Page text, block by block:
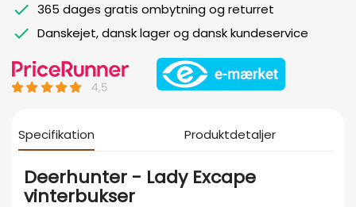
365 dages gratis ombytning og returret
Danskejet, dansk lager og dansk kundeservice
Specifikation Produktdetaljer
Deerhunter - Lady Excape
vinterbukser